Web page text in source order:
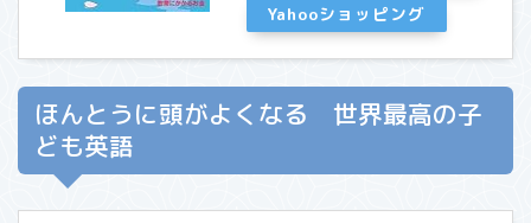
Yahooショッピング
ほんとうに頭がよくなる 世界最高の子
ども英語